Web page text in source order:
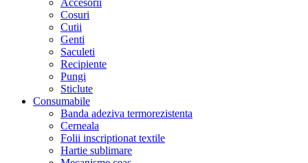
Accesorii
Cosuri
Cutii
Genti
Saculeti
Recipiente
Pungi
Sticlute
Consumabile
Banda adeziva termorezistenta
Cerneala
Folii inscriptionat textile
Hartie sublimare